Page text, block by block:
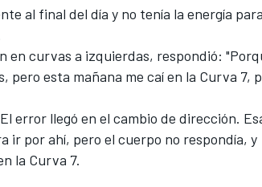
al final del día y no tenía la energía para
en curvas a izquierdas, respondió:
pero esta mañana me caí en la Curva 7,
error llegó en el cambio de dirección.
ir por ahí, pero el cuerpo no respondía, y
la Curva 7.